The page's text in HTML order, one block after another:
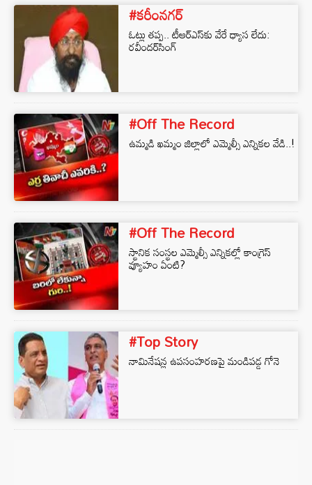
#కరీంనగర్
ఓట్లు తప్ప.. టీఆర్ఎస్‌కు వేరే ధ్యాస లేదు:
రవీందర్‌సింగ్‌
#Off The Record
ఉమ్మడి ఖమ్మం జిల్లాలో ఎమ్మెల్సీ ఎన్నికల వేడి..!
#Off The Record
స్థానిక సంస్థల ఎమ్మెల్సీ ఎన్నికల్లో కాంగ్రెస్‌
వ్యూహం ఏంటి?
#Top Story
నామినేషన్ల ఉపసంహరణపై మండిపడ్డ గోనె